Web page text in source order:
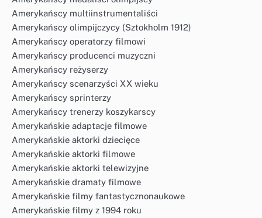
Amerykańscy multiinstrumentaliści
Amerykańscy olimpijczycy (Sztokholm 1912)
Amerykańscy operatorzy filmowi
Amerykańscy producenci muzyczni
Amerykańscy reżyserzy
Amerykańscy scenarzyści XX wieku
Amerykańscy sprinterzy
Amerykańscy trenerzy koszykarscy
Amerykańskie adaptacje filmowe
Amerykańskie aktorki dziecięce
Amerykańskie aktorki filmowe
Amerykańskie aktorki telewizyjne
Amerykańskie dramaty filmowe
Amerykańskie filmy fantastycznonaukowe
Amerykańskie filmy z 1994 roku